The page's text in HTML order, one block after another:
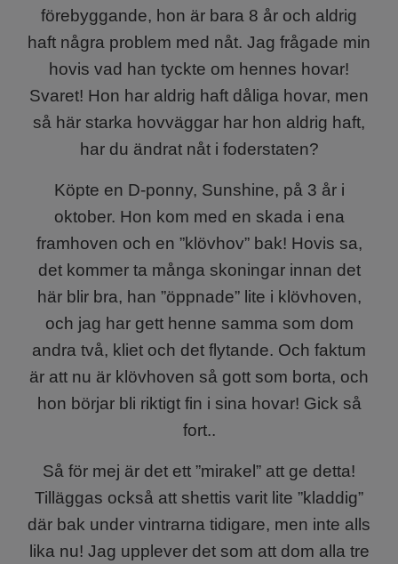
förebyggande, hon är bara 8 år och aldrig
haft några problem med nåt. Jag frågade min
hovis vad han tyckte om hennes hovar!
Svaret! Hon har aldrig haft dåliga hovar, men
så här starka hovväggar har hon aldrig haft,
har du ändrat nåt i foderstaten?
Köpte en D-ponny, Sunshine, på 3 år i
oktober. Hon kom med en skada i ena
framhoven och en ”klövhov” bak! Hovis sa,
det kommer ta många skoningar innan det
här blir bra, han ”öppnade” lite i klövhoven,
och jag har gett henne samma som dom
andra två, kliet och det flytande. Och faktum
är att nu är klövhoven så gott som borta, och
hon börjar bli riktigt fin i sina hovar! Gick så
fort..
Så för mej är det ett ”mirakel” att ge detta!
Tilläggas också att shettis varit lite ”kladdig”
där bak under vintrarna tidigare, men inte alls
lika nu! Jag upplever det som att dom alla tre